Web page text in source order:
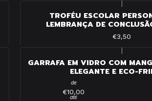
TROFÉU ESCOLAR
LEMBRANÇA DE
€3,50
GARRAFA EM VIDRO COM
ELEGANTE E ECO-
de
€10,00
até